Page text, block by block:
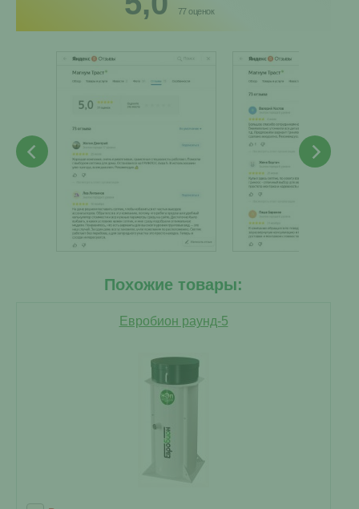
77 оценок
Похожие товары:
Евробион раунд-5